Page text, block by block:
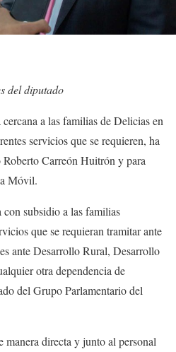
del diputado
a las familias de Delicias en
servicios que se requieren, ha
Carreón Huitrón y para
Móvil.
con subsidio a las familias
que se requieran tramitar ante
ante Desarrollo Rural, Desarrollo
otra dependencia de
del Grupo Parlamentario del
directa y junto al personal